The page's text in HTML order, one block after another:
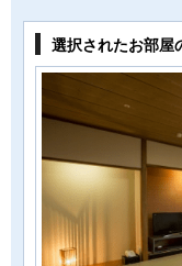
選択されたお部屋